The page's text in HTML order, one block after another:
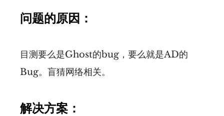
问题的原因：
目测要么是Ghost的bug，要么就是AD的
Bug。盲猜网络相关。
解决方案：